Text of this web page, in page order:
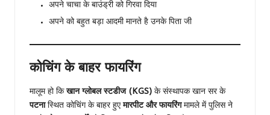
अपने चाचा के बाउंड्री को गिरवा दिया
अपने को बहुत बड़ा आदमी मानते है उनके पिता जी
कोचिंग के बाहर फायरिंग
मालूम हो कि खान ग्लोबल स्टडीज (KGS) के संस्थापक खान सर के
पटनास्थित कोचिंग के बाहर हुए मारपीट और फायरिंगमामले में पुलिस ने